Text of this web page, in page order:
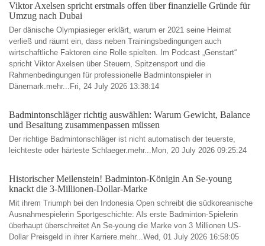
Viktor Axelsen spricht erstmals offen über finanzielle Gründe für
Umzug nach Dubai
Der dänische Olympiasieger erklärt, warum er 2021 seine Heimat
verließ und räumt ein, dass neben Trainingsbedingungen auch
wirtschaftliche Faktoren eine Rolle spielten. Im Podcast „Genstart“
spricht Viktor Axelsen über Steuern, Spitzensport und die
Rahmenbedingungen für professionelle Badmintonspieler in
Dänemark.mehr...Fri, 24 July 2026 13:38:14
Badmintonschläger richtig auswählen: Warum Gewicht, Balance
und Besaitung zusammenpassen müssen
Der richtige Badmintonschläger ist nicht automatisch der teuerste,
leichteste oder härteste Schlaeger.mehr...Mon, 20 July 2026 09:25:24
Historischer Meilenstein! Badminton-Königin An Se-young
knackt die 3-Millionen-Dollar-Marke
Mit ihrem Triumph bei den Indonesia Open schreibt die südkoreanische
Ausnahmespielerin Sportgeschichte: Als erste Badminton-Spielerin
überhaupt überschreitet An Se-young die Marke von 3 Millionen US-
Dollar Preisgeld in ihrer Karriere.mehr...Wed, 01 July 2026 16:58:05